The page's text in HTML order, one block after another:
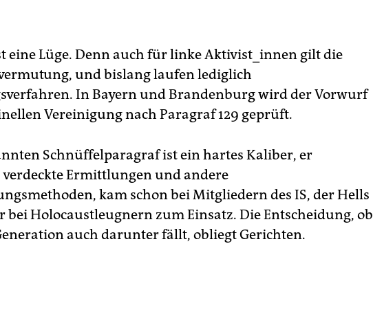
eine Lüge. Denn auch für linke Aktivist_innen gilt die
und bislang laufen lediglich
In Bayern und Brandenburg wird der Vorwurf
Ver­einigung nach Paragraf 129 geprüft.
Schnüffelparagraf ist ein hartes Kaliber, er
Ermittlungen und andere
kam schon bei Mitgliedern des IS, der Hells
bei Holocaustleugnern zum Einsatz. Die Entscheidung, ob
auch darunter fällt, obliegt Gerichten.